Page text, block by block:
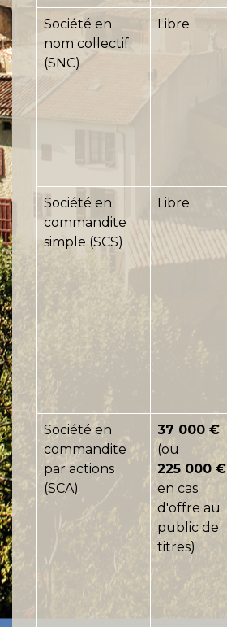
Société en
nom collectif
(SNC)
Libre
Société en
commandite
simple (SCS)
Libre
Société en
commandite
par actions
(SCA)
37 000 €
(ou
225 000 €
en cas
d'offre au
public de
titres)